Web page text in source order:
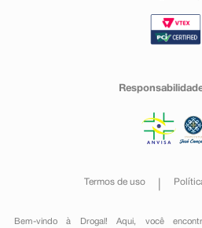
Termos de uso
Bem-vindo à Drogal! Aqui, você